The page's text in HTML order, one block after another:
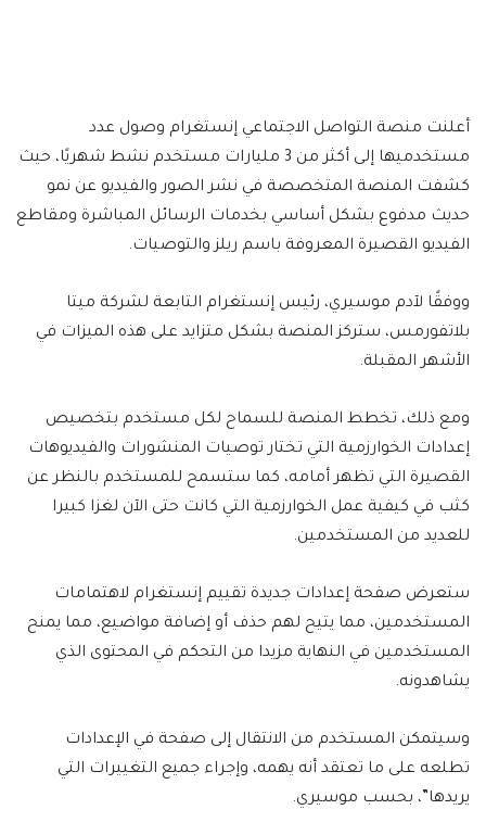
أعلنت منصة التواصل الاجتماعي إنستغرام وصول عدد
مستخدميها إلى أكثر من 3 مليارات مستخدم نشط شهريًا، حيث
كشفت المنصة المتخصصة في نشر الصور والفيديو عن نمو
حديث مدفوع بشكل أساسي بخدمات الرسائل المباشرة ومقاطع
الفيديو القصيرة المعروفة باسم ريلز والتوصيات.
ووفقًا لآدم موسيري، رئيس إنستغرام التابعة لشركة ميتا
بلاتفورمس، ستركز المنصة بشكل متزايد على هذه الميزات في
الأشهر المقبلة.
ومع ذلك، تخطط المنصة للسماح لكل مستخدم بتخصيص
إعدادات الخوارزمية التي تختار توصيات المنشورات والفيديوهات
القصيرة التي تظهر أمامه، كما ستسمح للمستخدم بالنظر عن
كثب في كيفية عمل الخوارزمية التي كانت حتى الآن لغزا كبيرا
للعديد من المستخدمين.
ستعرض صفحة إعدادات جديدة تقييم إنستغرام لاهتمامات
المستخدمين، مما يتيح لهم حذف أو إضافة مواضيع، مما يمنح
المستخدمين في النهاية مزيدا من التحكم في المحتوى الذي
يشاهدونه.
وسيتمكن المستخدم من الانتقال إلى صفحة في الإعدادات
تطلعه على ما تعتقد أنه يهمه، وإجراء جميع التغييرات التي
يريدها”، بحسب موسيري.